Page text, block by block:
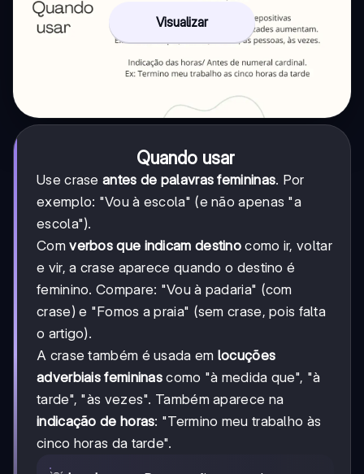
Visualizar
Quando usar
Use crase antes de palavras femininas. Por
exemplo: "Vou à escola" (e não apenas "a
escola").
Comverbos que indicam destino como ir, voltar
e vir, a crase aparece quando o destino é
feminino. Compare: "Vou à padaria" (com
crase) e "Fomos a praia" (sem crase, pois falta
o artigo).
A crase também é usada em locuções
adverbiais femininas como "à medida que", "à
tarde", "às vezes". Também aparece na
indicação de horas: "Termino meu trabalho às
cinco horas da tarde".